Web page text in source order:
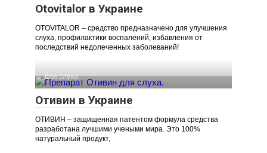
Otovitalor в Украине
OTOVITALOR – средство предназначено для улучшения
слуха, профилактики воспалений, избавления от
последствий недолеченных заболеваний!
Для слуха
Отивин в Украине
ОТИВИН – защищенная патентом формула средства
разработана лучшими учеными мира. Это 100%
натуральный продукт,